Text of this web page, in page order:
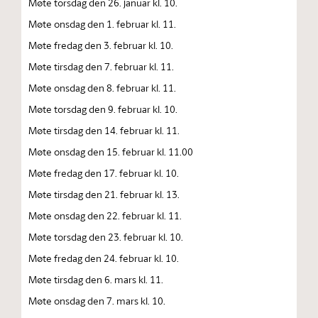
Møte onsdag den 1. februar kl. 11.
Møte fredag den 3. februar kl. 10.
Møte tirsdag den 7. februar kl. 11.
Møte onsdag den 8. februar kl. 11.
Møte torsdag den 9. februar kl. 10.
Møte tirsdag den 14. februar kl. 11.
Møte onsdag den 15. februar kl. 11.00
Møte fredag den 17. februar kl. 10.
Møte tirsdag den 21. februar kl. 13.
Møte onsdag den 22. februar kl. 11.
Møte torsdag den 23. februar kl. 10.
Møte fredag den 24. februar kl. 10.
Møte tirsdag den 6. mars kl. 11.
Møte onsdag den 7. mars kl. 10.